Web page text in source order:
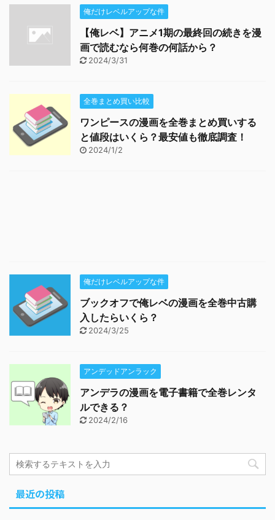
俺だけレベルアップな件
【俺レベ】アニメ1期の最終回の続きを漫
画で読むなら何巻の何話から？
2024/3/31
全巻まとめ買い比較
ワンピースの漫画を全巻まとめ買いする
と値段はいくら？最安値も徹底調査！
2024/1/2
俺だけレベルアップな件
ブックオフで俺レベの漫画を全巻中古購
入したらいくら？
2024/3/25
アンデッドアンラック
アンデラの漫画を電子書籍で全巻レンタ
ルできる？
2024/2/16
最近の投稿